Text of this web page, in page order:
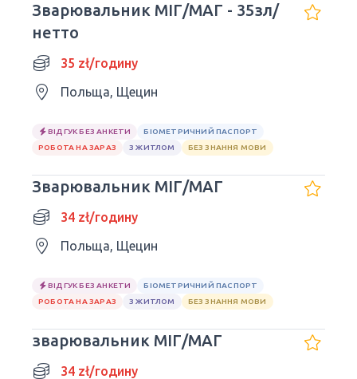
Зварювальник МІГ/МАГ - 35зл/
нетто
35 zł/годину
Польща, Щецин
ВІДГУК БЕЗ АНКЕТИ
БІОМЕТРИЧНИЙ ПАСПОРТ
РОБОТА НА ЗАРАЗ
З ЖИТЛОМ БЕЗ ЗНАННЯ МОВИ
Зварювальник МІГ/МАГ
34 zł/годину
Польща, Щецин
ВІДГУК БЕЗ АНКЕТИ
БІОМЕТРИЧНИЙ ПАСПОРТ
РОБОТА НА ЗАРАЗ
З ЖИТЛОМ БЕЗ ЗНАННЯ МОВИ
зварювальник МІГ/МАГ
34 zł/годину